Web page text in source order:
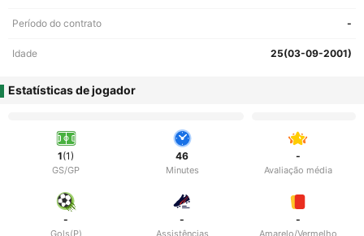
Período do contrato -
Idade 25(03-09-2001)
Estatísticas de jogador
1(1)
GS/GP
46
Minutes
-
Avaliação média
-
Gols(P)
-
Assistências
-
Amarelo/Vermelho